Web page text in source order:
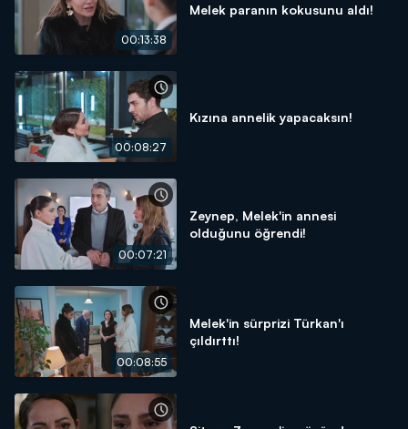
00:13:38
Melek paranın kokusunu aldı!
00:08:27
Kızına annelik yapacaksın!
00:07:21
Zeynep, Melek'in annesi
olduğunu öğrendi!
00:08:55
Melek'in sürprizi Türkan'ı
çıldırttı!